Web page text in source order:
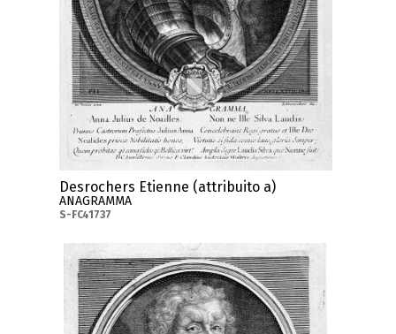
Desrochers Etienne (attribuito a)
ANAGRAMMA
S-FC41737